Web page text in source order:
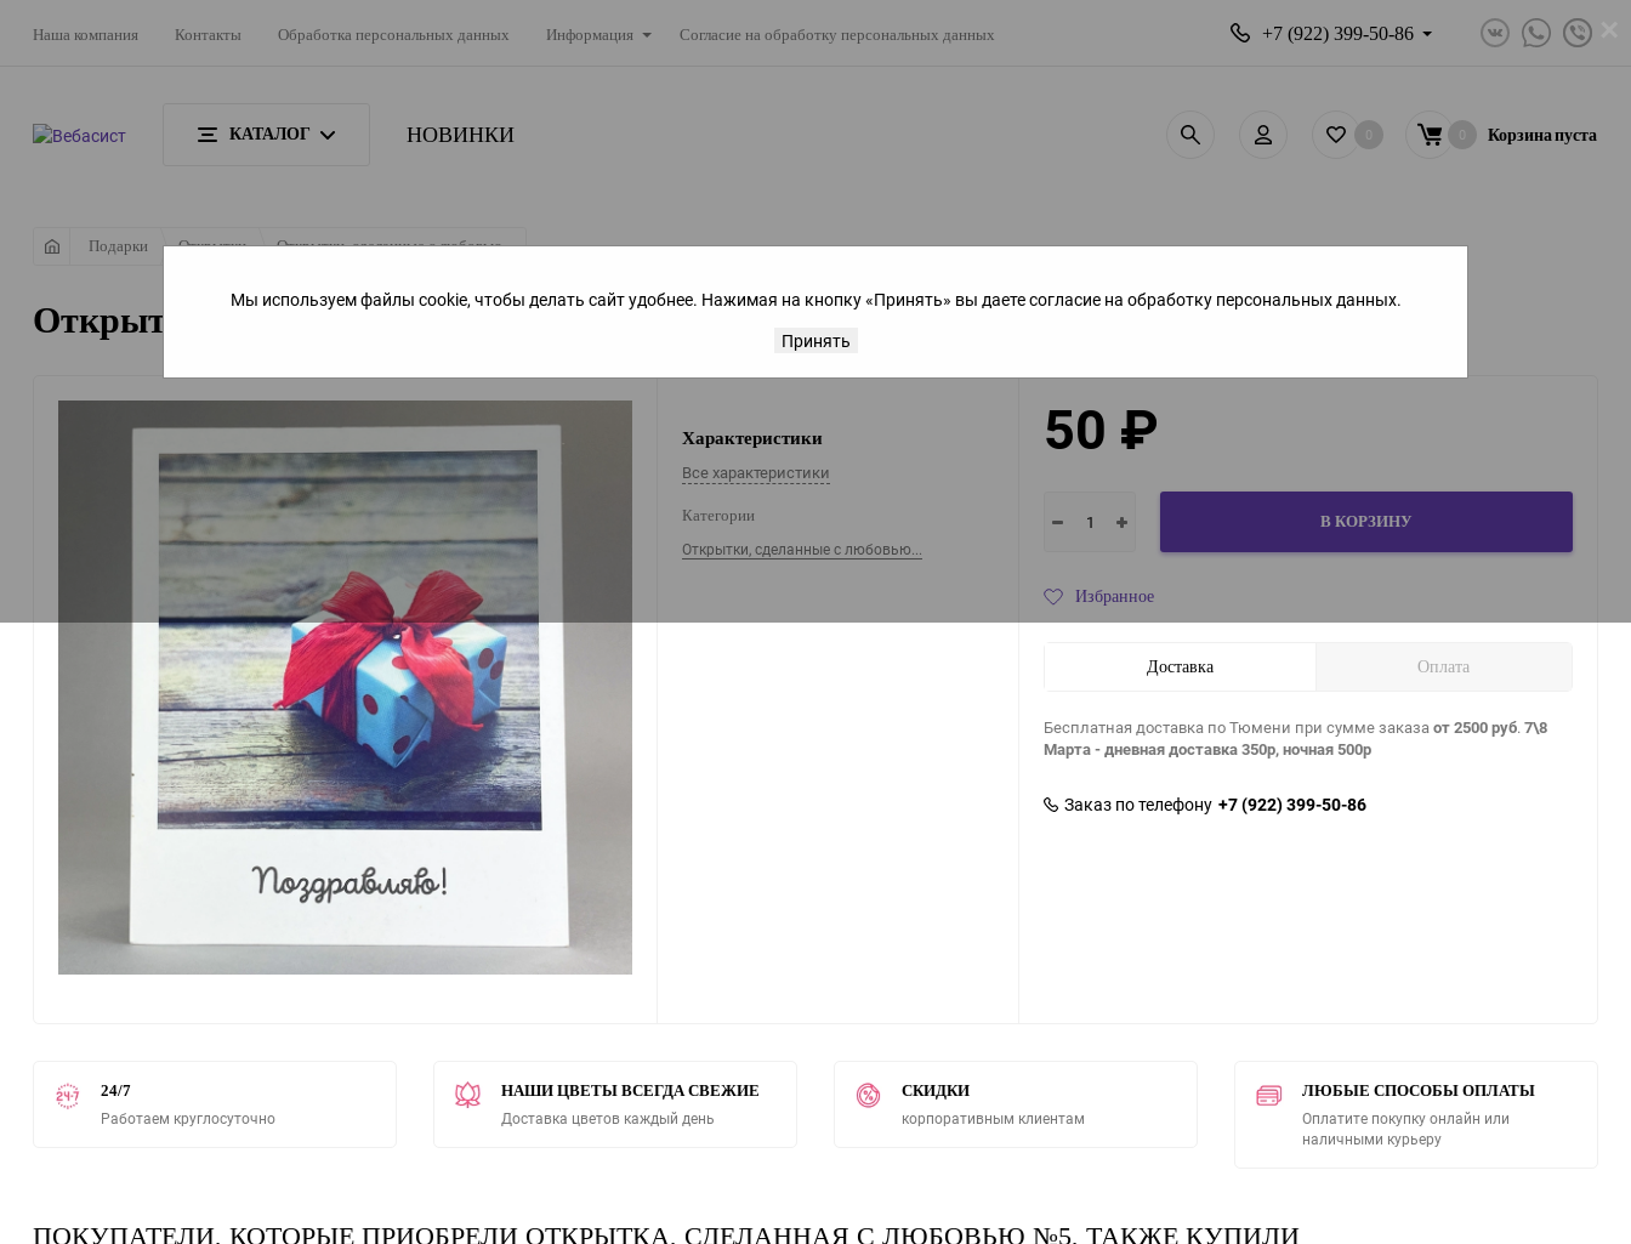
Мы используем файлы cookie, чтобы делать сайт удобнее. Нажимая на кнопку «Принять» вы даете согласие на обработку персональных данных.
Принять
Наша компания Контакты Обработка персональных данных Информация Согласие на обработку персональных данных +7 (922) 399-50-86
КАТАЛОГ НОВИНКИ 0 0 Корзинапуста
Подарки Открытки Открытки, сделанные с любовью...
Открытка, сделанная с любовью №5
Характеристики
Все характеристики
Категории
Открытки, сделанные с любовью...
50 ₽
В КОРЗИНУ
Избранное
Доставка Оплата
Бесплатная доставка по Тюмени при сумме заказаот 2500 руб.7\8
Марта - дневная доставка 350р, ночная 500р
Заказ по телефону +7 (922) 399-50-86
24/7
Работаем круглосуточно
НАШИ ЦВЕТЫ ВСЕГДА СВЕЖИЕ
Доставка цветов каждый день
СКИДКИ
корпоративным клиентам
ЛЮБЫЕ СПОСОБЫ ОПЛАТЫ
Оплатите покупку онлайн или
наличными курьеру
ПОКУПАТЕЛИ, КОТОРЫЕ ПРИОБРЕЛИ ОТКРЫТКА, СДЕЛАННАЯ С ЛЮБОВЬЮ №5, ТАКЖЕ КУПИЛИ